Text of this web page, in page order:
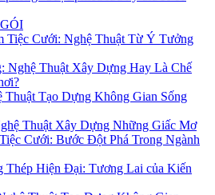
Tiệc Cưới: Nghệ Thuật Từ Ý Tưởng
Nghệ Thuật Xây Dựng Hay Là Chế
Tạo Dựng Không Gian Sống
Thuật Xây Dựng Những Giấc Mơ
Cưới: Bước Đột Phá Trong Ngành
Thép Hiện Đại: Tương Lai của Kiến